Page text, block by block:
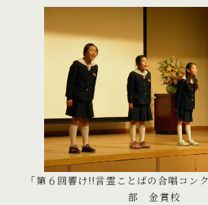
「第６回響け!!言霊ことばの合唱コン
部 金賞校